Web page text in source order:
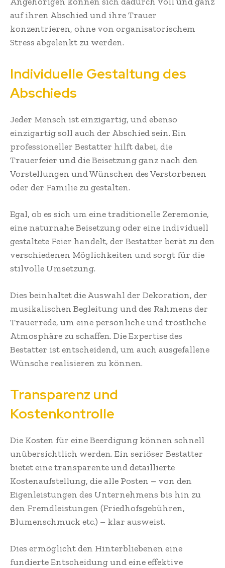
auf ihren Abschied und ihre Trauer
konzentrieren, ohne von organisatorischem
Stress abgelenkt zu werden.
Individuelle Gestaltung des
Abschieds
Jeder Mensch ist einzigartig, und ebenso
einzigartig soll auch der Abschied sein. Ein
professioneller Bestatter hilft dabei, die
Trauerfeier und die Beisetzung ganz nach den
Vorstellungen und Wünschen des Verstorbenen
oder der Familie zu gestalten.
Egal, ob es sich um eine traditionelle Zeremonie,
eine naturnahe Beisetzung oder eine individuell
gestaltete Feier handelt, der Bestatter berät zu den
verschiedenen Möglichkeiten und sorgt für die
stilvolle Umsetzung.
Dies beinhaltet die Auswahl der Dekoration, der
musikalischen Begleitung und des Rahmens der
Trauerrede, um eine persönliche und tröstliche
Atmosphäre zu schaffen. Die Expertise des
Bestatter ist entscheidend, um auch ausgefallene
Wünsche realisieren zu können.
Transparenz und
Kostenkontrolle
Die Kosten für eine Beerdigung können schnell
unübersichtlich werden. Ein seriöser Bestatter
bietet eine transparente und detaillierte
Kostenaufstellung, die alle Posten – von den
Eigenleistungen des Unternehmens bis hin zu
den Fremdleistungen (Friedhofsgebühren,
Blumenschmuck etc.) – klar ausweist.
Dies ermöglicht den Hinterbliebenen eine
fundierte Entscheidung und eine effektive